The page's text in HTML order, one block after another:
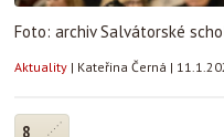
Foto: archiv Salvátorské
Aktuality | Kateřina Černá |
8